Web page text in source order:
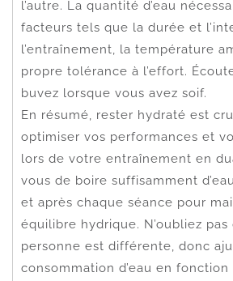
l’autre. La quantité d’eau
facteurs tels que la durée et
l’entraînement, la température
propre tolérance à l’effort.
buvez lorsque vous avez soif.
En résumé, rester hydraté est
optimiser vos performances et
lors de votre entraînement en
vous de boire suffisamment
et après chaque séance pour
équilibre hydrique. N’oubliez
personne est différente, donc
consommation d’eau en